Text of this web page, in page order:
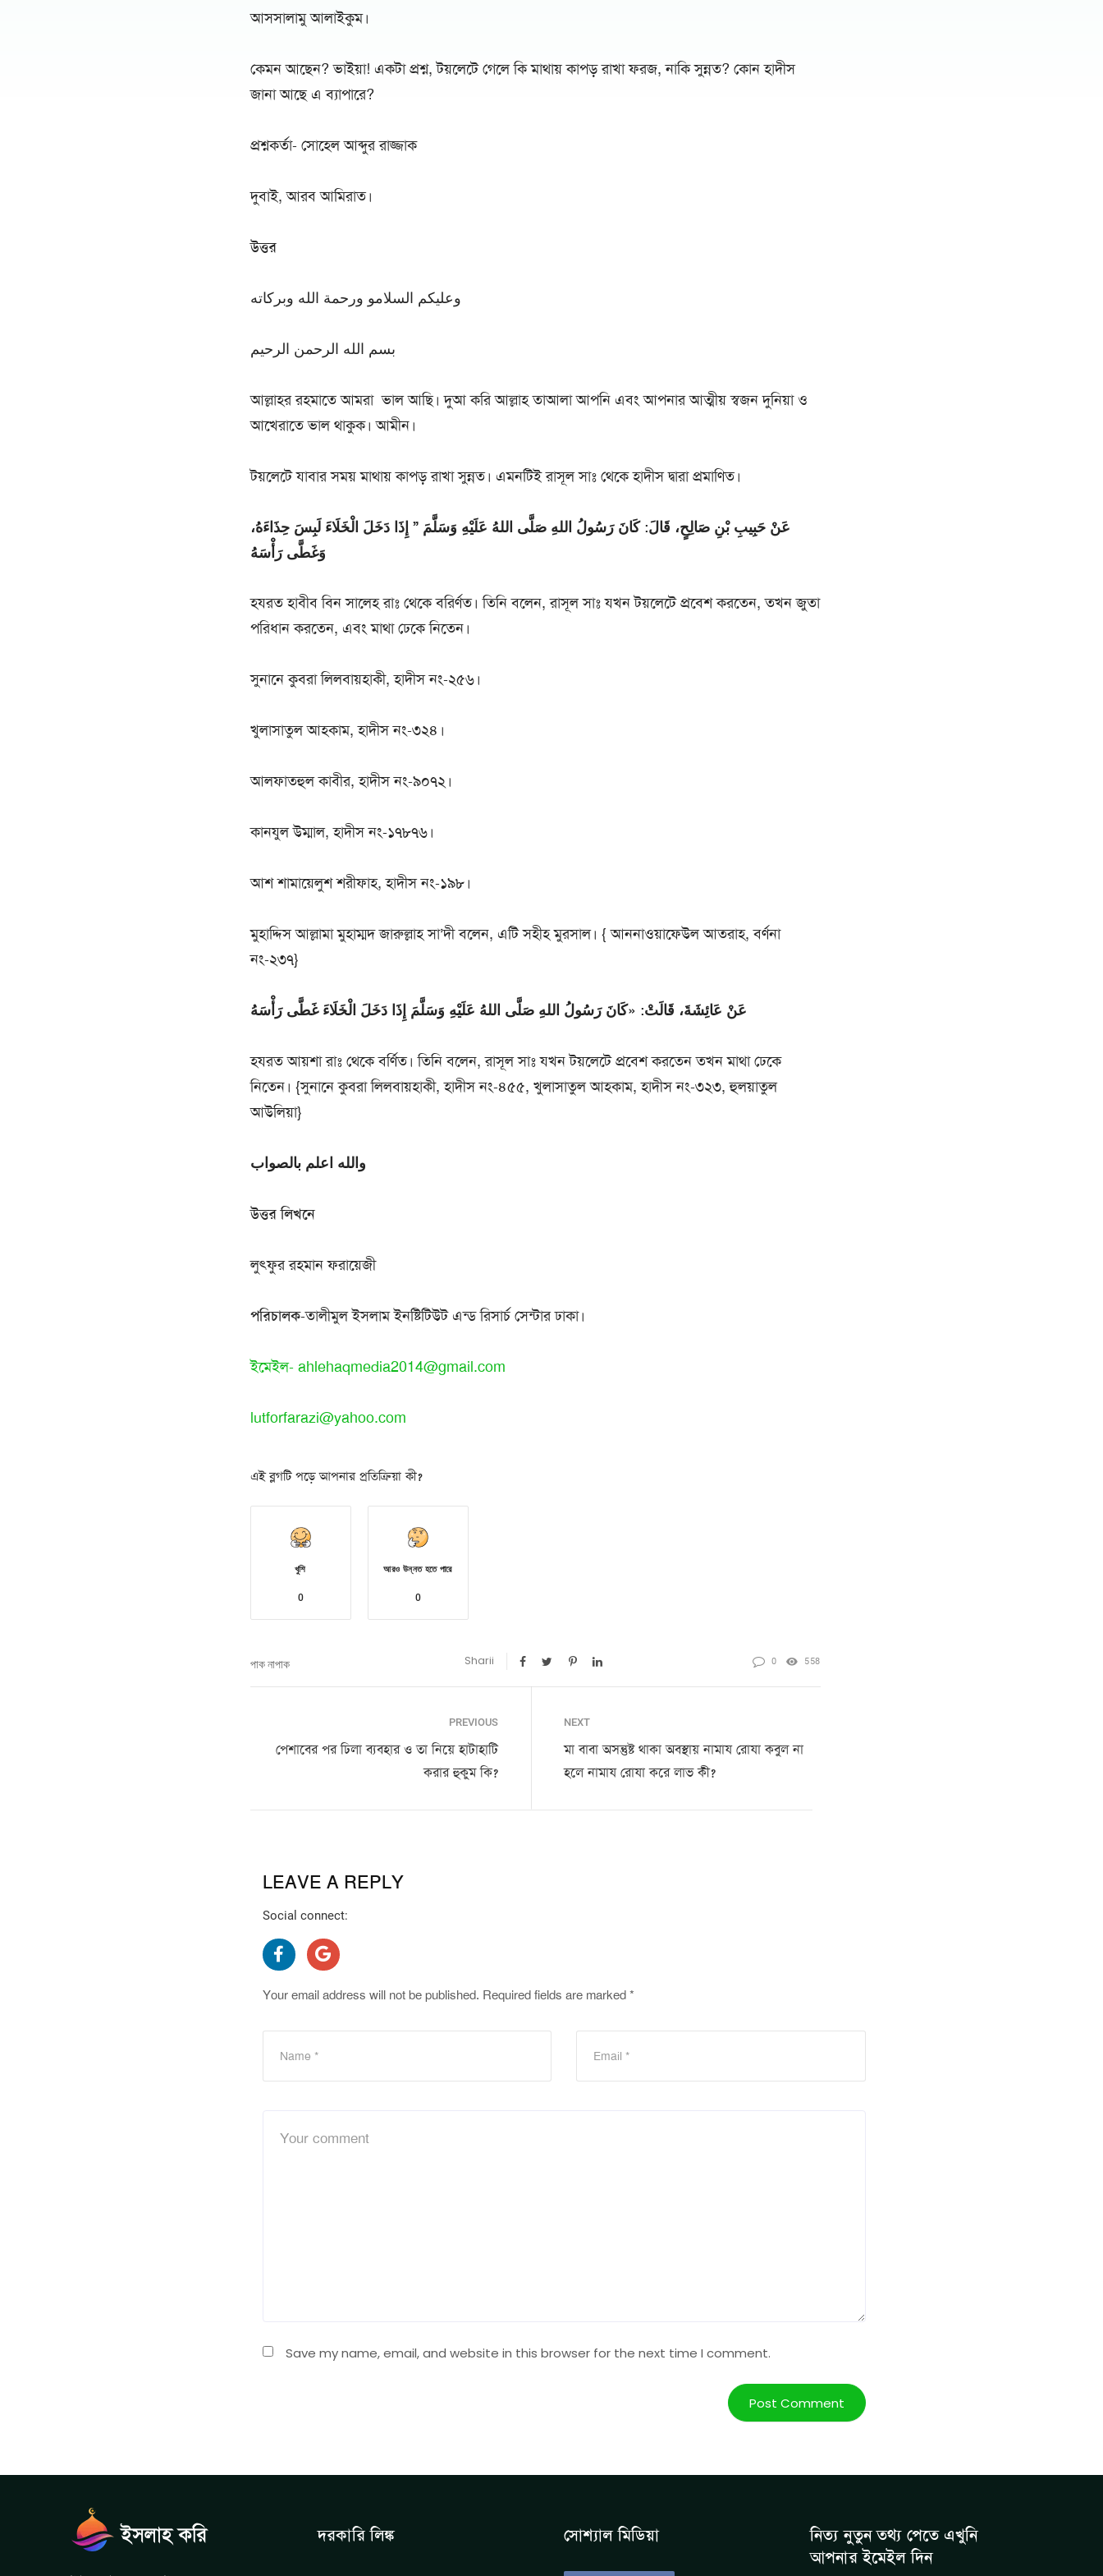
আসসালামু আলাইকুম।
কেমন আছেন? ভাইয়া! একটা প্রশ্ন, টয়লেটে গেলে কি মাথায় কাপড় রাখা ফরজ, নাকি সুন্নত? কোন হাদীস
জানা আছে এ ব্যাপারে?
প্রশ্নকর্তা- সোহেল আব্দুর রাজ্জাক
দুবাই, আরব আমিরাত।
উত্তর
وعليكم السلامو ورحمة الله وبركاته
بسم الله الرحمن الرحيم
আল্লাহর রহমাতে আমরা ভাল আছি। দুআ করি আল্লাহ তাআলা আপনি এবং আপনার আত্মীয় স্বজন দুনিয়া ও
আখেরাতে ভাল থাকুক। আমীন।
টয়লেটে যাবার সময় মাথায় কাপড় রাখা সুন্নত। এমনটিই রাসূল সাঃ থেকে হাদীস দ্বারা প্রমাণিত।
عَنْ حَبِيبِ بْنِ صَالِحٍ، قَالَ: كَانَ رَسُولُ اللهِ صَلَّى اللهُ عَلَيْهِ وَسَلَّمَ ” إِذَا دَخَلَ الْخَلَاءَ لَبِسَ حِذَاءَهُ،
وَغَطَّى رَأْسَهُ
হযরত হাবীব বিন সালেহ রাঃ থেকে বর্র্ণিত। তিনি বলেন, রাসূল সাঃ যখন টয়লেটে প্রবেশ করতেন, তখন জুতা
পরিধান করতেন, এবং মাথা ঢেকে নিতেন।
সুনানে কুবরা লিলবায়হাকী, হাদীস নং-২৫৬।
খুলাসাতুল আহকাম, হাদীস নং-৩২৪।
আলফাতহুল কাবীর, হাদীস নং-৯০৭২।
কানযুল উম্মাল, হাদীস নং-১৭৮৭৬।
আশ শামায়েলুশ শরীফাহ, হাদীস নং-১৯৮।
মুহাদ্দিস আল্লামা মুহাম্মদ জারুল্লাহ সা’দী বলেন, এটি সহীহ মুরসাল। { আননাওয়াফেউল আতরাহ, বর্ণনা
নং-২৩৭}
عَنْ عَائِشَةَ، قَالَتْ: «كَانَ رَسُولُ اللهِ صَلَّى اللهُ عَلَيْهِ وَسَلَّمَ إِذَا دَخَلَ الْخَلَاءَ غَطَّى رَأْسَهُ
হযরত আয়শা রাঃ থেকে বর্ণিত। তিনি বলেন, রাসূল সাঃ যখন টয়লেটে প্রবেশ করতেন তখন মাথা ঢেকে
নিতেন। {সুনানে কুবরা লিলবায়হাকী, হাদীস নং-৪৫৫, খুলাসাতুল আহকাম, হাদীস নং-৩২৩, হুলয়াতুল
আউলিয়া}
والله اعلم بالصواب
উত্তর লিখনে
লুৎফুর রহমান ফরায়েজী
পরিচালক-তালীমুল ইসলাম ইনষ্টিটিউট এন্ড রিসার্চ সেন্টার ঢাকা।
ইমেইল- ahlehaqmedia2014@gmail.com
lutforfarazi@yahoo.com
এই ব্লগটি পড়ে আপনার প্রতিক্রিয়া কী?
খুশি
0
আরও উন্নত হতে পারে
0
পাক নাপাক 0 558
Sharii
PREVIOUS
পেশাবের পর ঢিলা ব্যবহার ও তা নিয়ে হাটাহাটি
করার হুকুম কি?
NEXT
মা বাবা অসন্তুষ্ট থাকা অবস্থায় নামায রোযা কবুল না
হলে নামায রোযা করে লাভ কী?
LEAVE A REPLY
Social connect:
Your email address will not be published. Required fields are marked *
Save my name, email, and website in this browser for the next time I comment.
দরকারি লিঙ্ক সোশ্যাল মিডিয়া
নিত্য নুতুন তথ্য পেতে এখুনি
আপনার ইমেইল দিন